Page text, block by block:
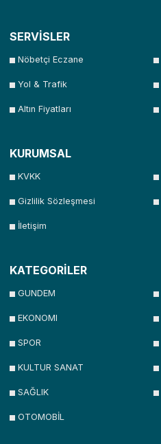
SERVİSLER
Nöbetçi Eczane
Yol & Trafik
Altın Fiyatları
KURUMSAL
KVKK
Gizlilik Sözleşmesi
İletişim
KATEGORİLER
GUNDEM
EKONOMI
SPOR
KULTUR SANAT
SAĞLIK
OTOMOBİL